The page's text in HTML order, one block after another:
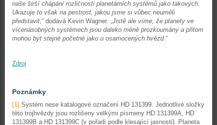
naše širší chápání rozličnosti planetárních systémů jako takových.
Ukazuje to však na pestrost, jakou jsme si vůbec neuměli
představit,“ dodává Kevin Wagner. „Jistě ale víme, že planety ve
vícenásobných systémech jsou daleko méně prozkoumány a přitom
mohou být stejně početné jako u osamocených hvězd.“
Zdroj
Poznámky
[1] Systém nese katalogové označení HD 131399. Jednotlivé složky
této trojhvězdy jsou rozlišeny velkými písmeny HD 131399A, HD
131399B a HD 131399C (v pořadí podle klesající jasnosti). Planeta